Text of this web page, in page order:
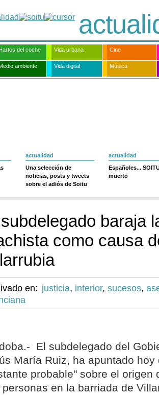
del coche Vida urbana Cine
ambiente Vida digital Música
actualidad
Una selección de
noticias, posts y tweets
sobre el adiós de Soitu
actualidad
Españoles...
muerto
baraja
como causa
en: justicia, interior, sucesos,
El subdelegado del
María Ruiz, ha apuntado
probable" sobre el origen
en la barriada de